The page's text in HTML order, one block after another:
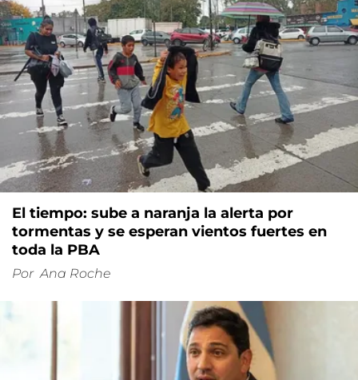
El tiempo: sube a naranja la alerta por
tormentas y se esperan vientos fuertes en
toda la PBA
Por Ana Roche